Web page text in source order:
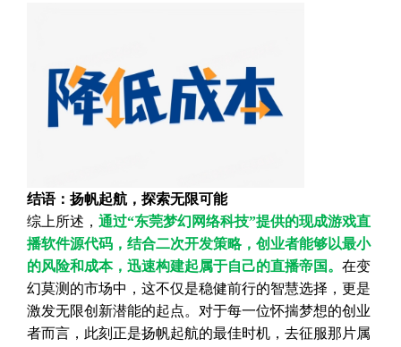
结语：扬帆起航，探索无限可能
综上所述， 通过“东莞梦幻网络科技”提供的现成游戏直
播软件源代码，结合二次开发策略，创业者能够以最小
的风险和成本，迅速构建起属于自己的直播帝国。 在变
幻莫测的市场中，这不仅是稳健前行的智慧选择，更是
激发无限创新潜能的起点。对于每一位怀揣梦想的创业
者而言，此刻正是扬帆起航的最佳时机，去征服那片属